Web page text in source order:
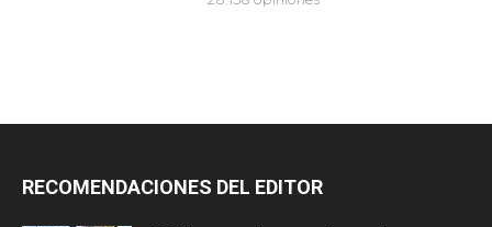
RECOMENDACIONES DEL EDITOR